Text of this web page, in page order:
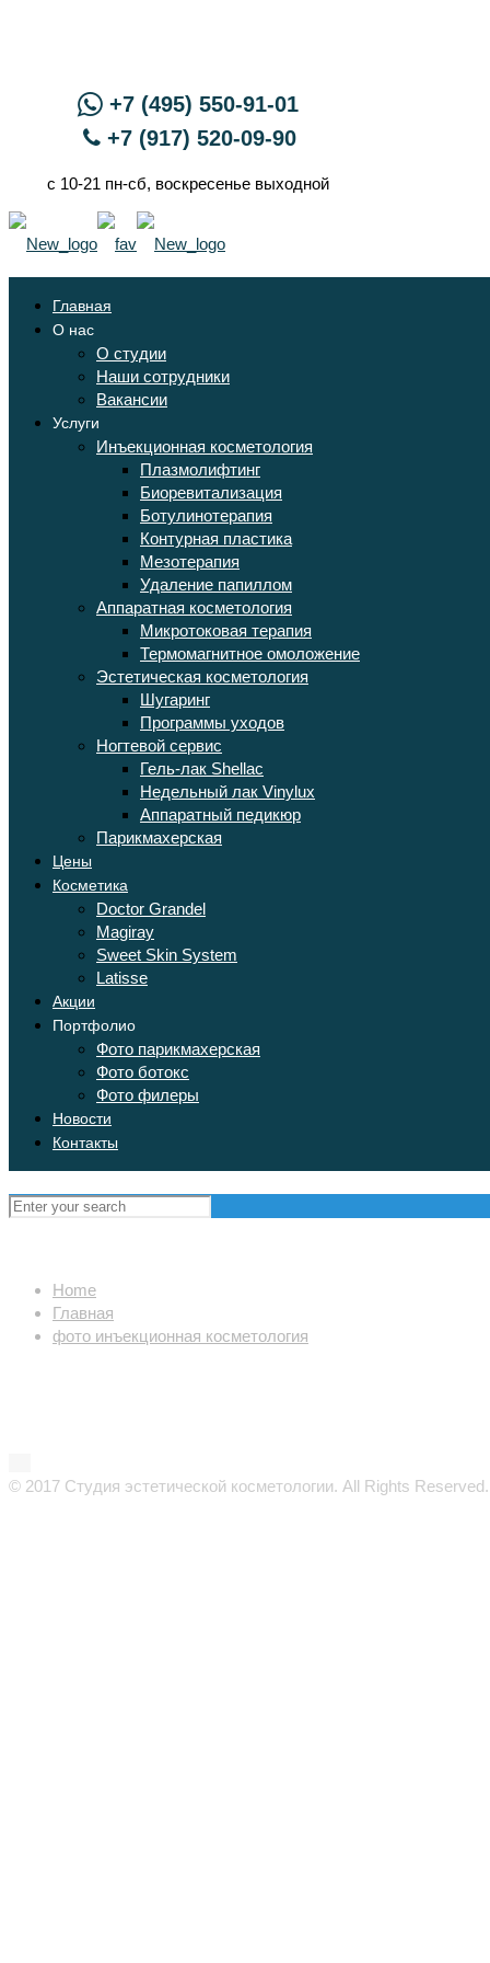
+7 (495) 550-91-01
+7 (917) 520-09-90
с 10-21 пн-сб, воскресенье выходной
Главная
О нас
О студии
Наши сотрудники
Вакансии
Услуги
Инъекционная косметология
Плазмолифтинг
Биоревитализация
Ботулинотерапия
Контурная пластика
Мезотерапия
Удаление папиллом
Аппаратная косметология
Микротоковая терапия
Термомагнитное омоложение
Эстетическая косметология
Шугаринг
Программы уходов
Ногтевой сервис
Гель-лак Shellac
Недельный лак Vinylux
Аппаратный педикюр
Парикмахерская
Цены
Косметика
Doctor Grandel
Magiray
Sweet Skin System
Latisse
Акции
Портфолио
Фото парикмахерская
Фото ботокс
Фото филеры
Новости
Контакты
Home
Главная
фото инъекционная косметология
© 2017 Студия эстетической косметологии. All Rights Reserved.